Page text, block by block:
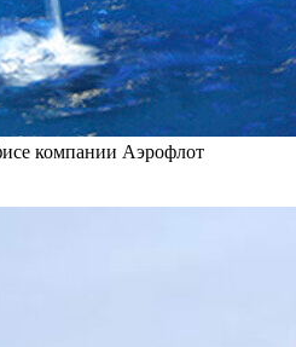
компании Аэрофлот